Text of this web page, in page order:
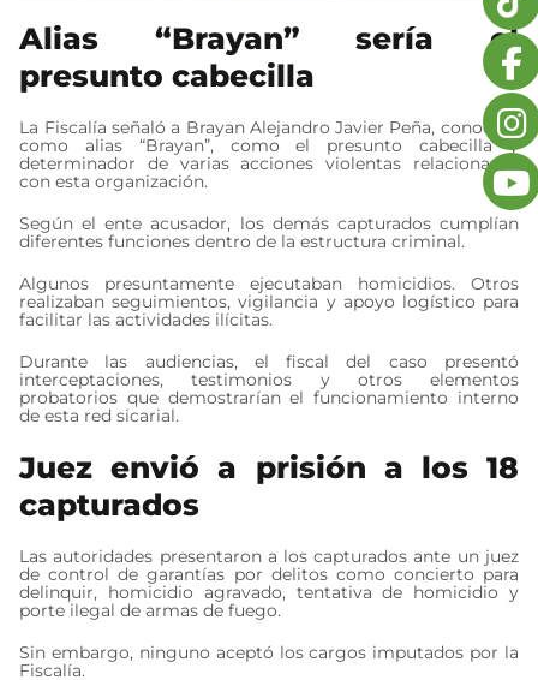
Alias “Brayan” sería el
presunto cabecilla
La Fiscalía señaló a Brayan Alejandro Javier Peña, conocido
como alias “Brayan”, como el presunto cabecilla y
determinador de varias acciones violentas relacionadas
con esta organización.
Según el ente acusador, los demás capturados cumplían
diferentes funciones dentro de la estructura criminal.
Algunos presuntamente ejecutaban homicidios. Otros
realizaban seguimientos, vigilancia y apoyo logístico para
facilitar las actividades ilícitas.
Durante las audiencias, el fiscal del caso presentó
interceptaciones, testimonios y otros elementos
probatorios que demostrarían el funcionamiento interno
de esta red sicarial.
Juez envió a prisión a los 18
capturados
Las autoridades presentaron a los capturados ante un juez
de control de garantías por delitos como concierto para
delinquir, homicidio agravado, tentativa de homicidio y
porte ilegal de armas de fuego.
Sin embargo, ninguno aceptó los cargos imputados por la
Fiscalía.